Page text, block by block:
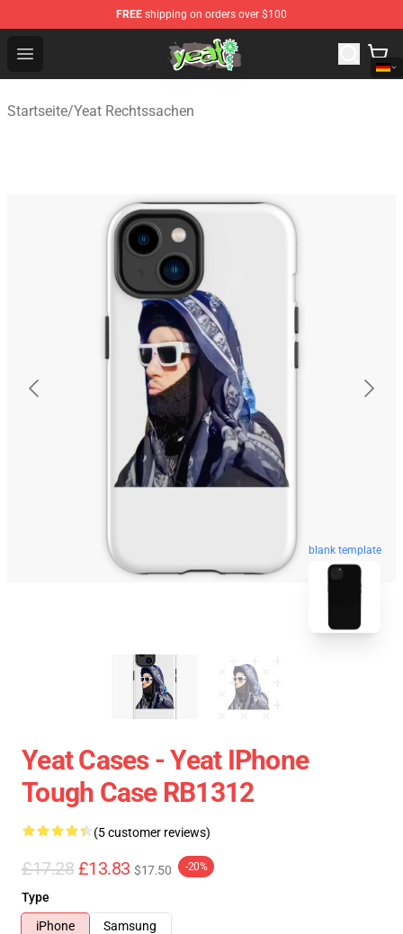
FREE shipping on orders over $100
Open menu
Yeat Shop - Official Yeat Merchandise Store
Startseite/Yeat Rechtssachen
blank template
Yeat Cases - Yeat IPhone
Tough Case RB1312
(5 customer reviews)
£17.28 £13.83 $17.50 -20%
Type
iPhone
Samsung